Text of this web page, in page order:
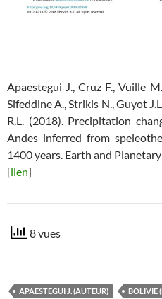
Apaestegui J., Cruz F., Vuille
Sifeddine A., Strikis N., Guyot
R.L. (2018). Precipitation
Andes inferred from
1400 years. Earth and
[lien]
8 vues
APAESTEGUI J. (AUTEUR) BOLIVIE